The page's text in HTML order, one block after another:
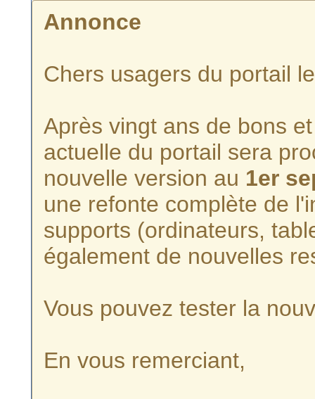
Annonce
Chers usagers du portail
Après vingt ans de bons
actuelle du portail sera
nouvelle version au 1er
une refonte complète de
supports (ordinateurs,
également de nouvelles
Vous pouvez tester la
En vous remerciant,